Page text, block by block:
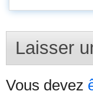
Laisser
Vous devez